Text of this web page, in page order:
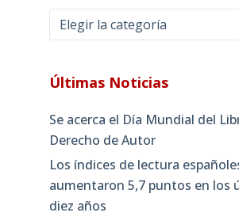
Categorías
Últimas Noticias
Se acerca el Día Mundial del
Derecho de Autor
Los índices de lectura
aumentaron 5,7 puntos en los
diez años